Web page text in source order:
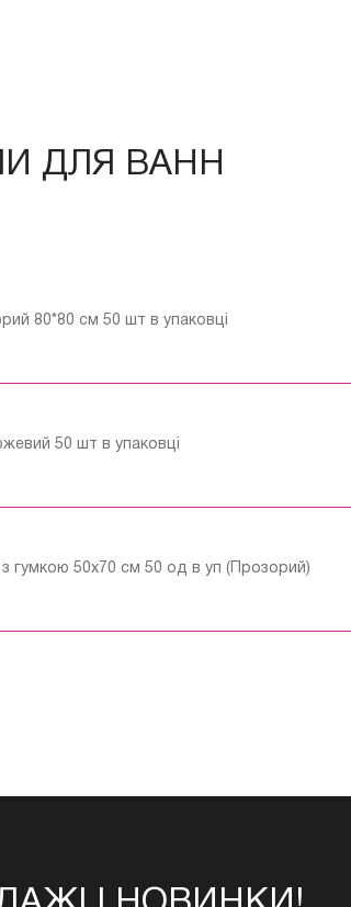
ДЛЯ ВАНН
80*80 см 50 шт в упаковці
50 шт в упаковці
гумкою 50х70 см 50 од в уп (Прозорий)